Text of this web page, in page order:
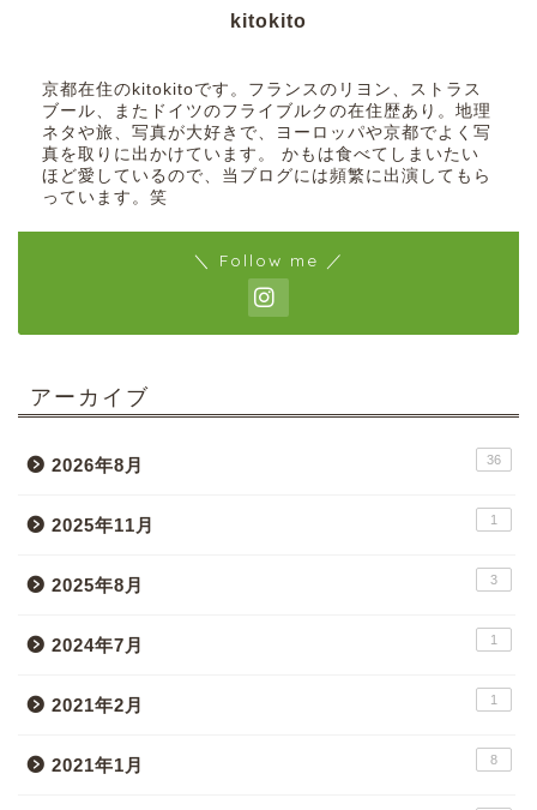
kitokito
京都在住のkitokitoです。フランスのリヨン、ストラス
ブール、またドイツのフライブルクの在住歴あり。地理
ネタや旅、写真が大好きで、ヨーロッパや京都でよく写
真を取りに出かけています。 かもは食べてしまいたい
ほど愛しているので、当ブログには頻繁に出演してもら
っています。笑
＼ Follow me ／
アーカイブ
2026年8月 36
2025年11月 1
2025年8月 3
2024年7月 1
2021年2月 1
2021年1月 8